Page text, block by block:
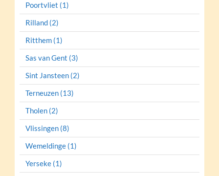
Poortvliet (1)
Rilland (2)
Ritthem (1)
Sas van Gent (3)
Sint Jansteen (2)
Terneuzen (13)
Tholen (2)
Vlissingen (8)
Wemeldinge (1)
Yerseke (1)